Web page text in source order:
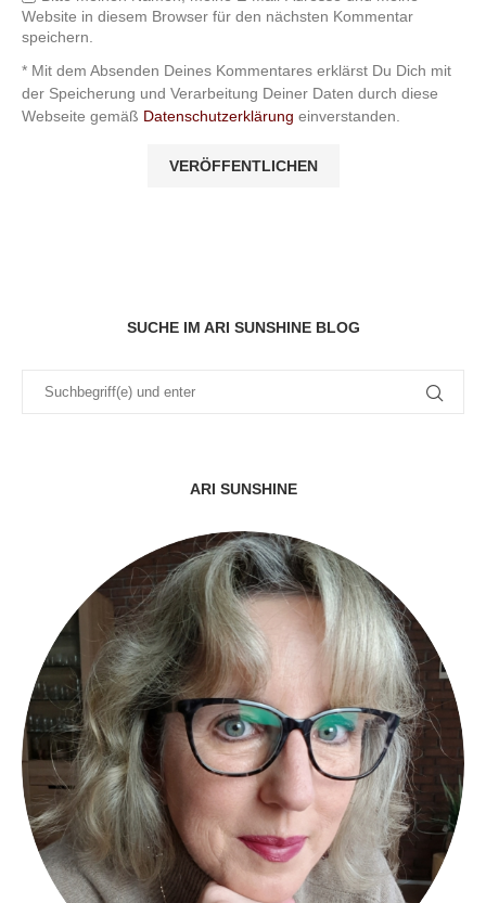
Website in diesem Browser für den nächsten Kommentar
speichern.
* Mit dem Absenden Deines Kommentares erklärst Du Dich mit
der Speicherung und Verarbeitung Deiner Daten durch diese
Webseite gemäß Datenschutzerklärung einverstanden.
SUCHE IM ARI SUNSHINE BLOG
ARI SUNSHINE